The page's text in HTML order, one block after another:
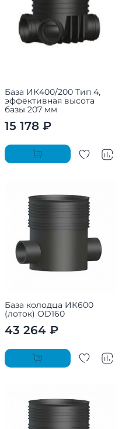
База ИК400/200 Тип 4,
эффективная высота
базы 207 мм
15 178 ₽
База колодца ИК600
(лоток) OD160
43 264 ₽